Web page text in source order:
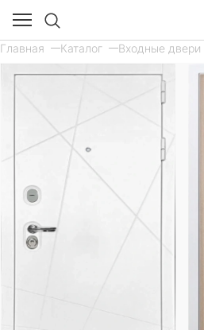
Главная Каталог Входные двери